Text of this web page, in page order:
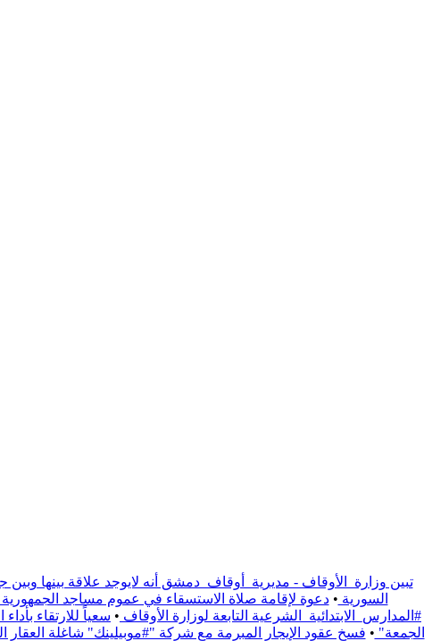
تبين وزارة_الأوقاف - مديرية_أوقاف_دمشق أنه لايوجد علاقة بينها
السورية • دعوة لإقامة صلاة الاستسقاء في عموم مساجد الجمهورية
#المدارس_الابتدائية_الشرعية التابعة لوزارة الأوقاف • سعياً للارتقاء
الجمعة" • فسخ عقود الإيجار المبرمة مع شركة "#موبيلينك" شاغلة العقار الوقفي الواقع على / 1191/ منطقة